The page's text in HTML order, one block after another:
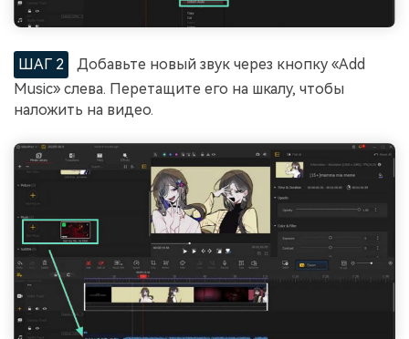
ШАГ 2
Добавьте новый звук через кнопку «Add
Music» слева. Перетащите его на шкалу, чтобы
наложить на видео.